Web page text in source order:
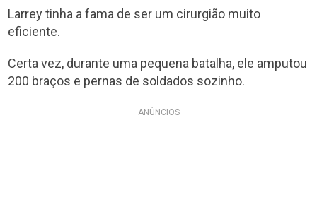
Larrey tinha a fama de ser um cirurgião muito
eficiente.
Certa vez, durante uma pequena batalha, ele amputou
200 braços e pernas de soldados sozinho.
ANÚNCIOS